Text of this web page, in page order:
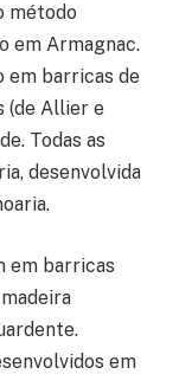
método
em Armagnac.
em barricas de
(de Allier e
Todas as
desenvolvida
em barricas
em